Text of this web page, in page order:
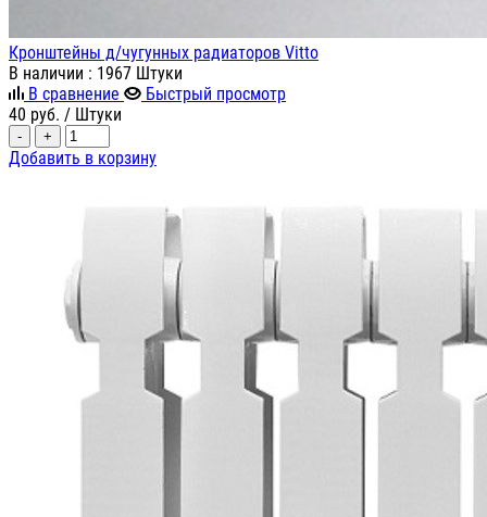
Кронштейны д/чугунных радиаторов Vitto
В наличии : 1967 Штуки
В сравнение
Быстрый просмотр
40 руб. / Штуки
- +
Добавить в корзину